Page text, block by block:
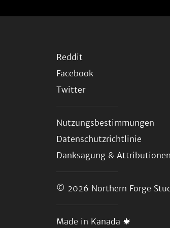
Reddit
Facebook
Twitter
Nutzungsbestimmungen
Datenschutzrichtlinie
Danksagung & Attributionen
© 2026 Northern Forge
Made in Kanada 🍁